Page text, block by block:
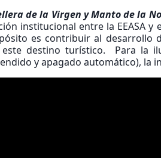
de la Virgen y Manto de la
institucional entre la EEASA
es contribuir al desarrollo
destino turístico. Para la
y apagado automático), la